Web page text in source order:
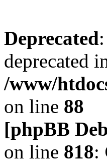
Deprecated
deprecated
/www/
on line 88
[phpBB
on line 818: